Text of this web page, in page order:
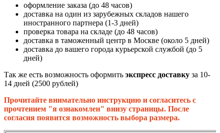
оформление заказа (до 48 часов)
доставка на один из зарубежных складов нашего
иностранного партнера (1-3 дней)
проверка товара на складе (до 48 часов)
доставка в таможенный центр в Москве (около 5 дней)
доставка до вашего города курьерской службой (до 5
дней)
Так же есть возможность оформить экспресс доставку за 10-
14 дней (2500 рублей)
Прочитайте внимательно инструкцию и согласитесь с
прочтением "я ознакомлен" внизу страницы. После
согласия появится возможность выбора размера.